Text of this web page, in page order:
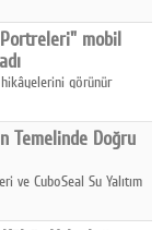
mobil
görünür
fotoğraflarıyla
Temelinde Doğru
ve CuboSeal Su Yalıtım